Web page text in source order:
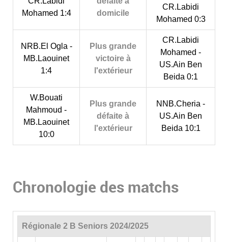
Mohamed 1:4
domicile
CR.Labidi
Mohamed 0:3
NRB.El Ogla -
MB.Laouinet
1:4
Plus grande
victoire à
l'extérieur
CR.Labidi
Mohamed -
US.Ain Ben
Beida 0:1
W.Bouati
Mahmoud -
MB.Laouinet
10:0
Plus grande
défaite à
l'extérieur
NNB.Cheria -
US.Ain Ben
Beida 10:1
Chronologie des matchs
Régionale 2 B Seniors 2024/2025